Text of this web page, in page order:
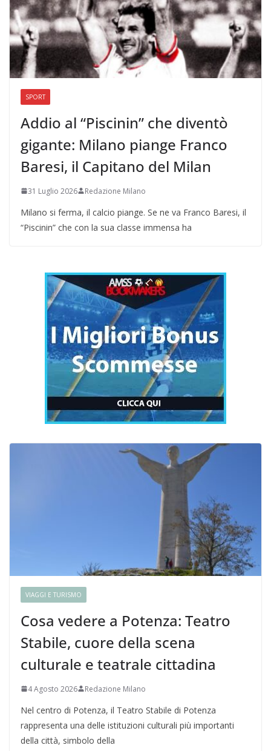
SPORT
Addio al “Piscinin” che diventò
gigante: Milano piange Franco
Baresi, il Capitano del Milan
31 Luglio 2026 Redazione Milano
Milano si ferma, il calcio piange. Se ne va Franco Baresi, il
“Piscinin” che con la sua classe immensa ha
VIAGGI E TURISMO
Cosa vedere a Potenza: Teatro
Stabile, cuore della scena
culturale e teatrale cittadina
4 Agosto 2026 Redazione Milano
Nel centro di Potenza, il Teatro Stabile di Potenza
rappresenta una delle istituzioni culturali più importanti
della città, simbolo della